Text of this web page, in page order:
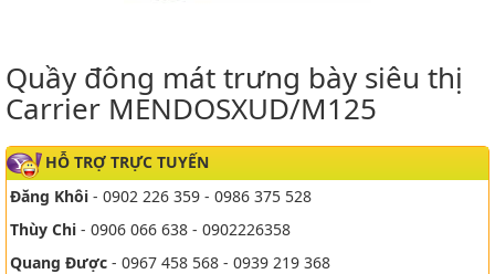
Quầy đông mát trưng bày siêu thị
Carrier MENDOSXUD/M125
HỖ TRỢ TRỰC TUYẾN
Đăng Khôi - 0902 226 359 - 0986 375 528
Thùy Chi - 0906 066 638 - 0902226358
Quang Được - 0967 458 568 - 0939 219 368